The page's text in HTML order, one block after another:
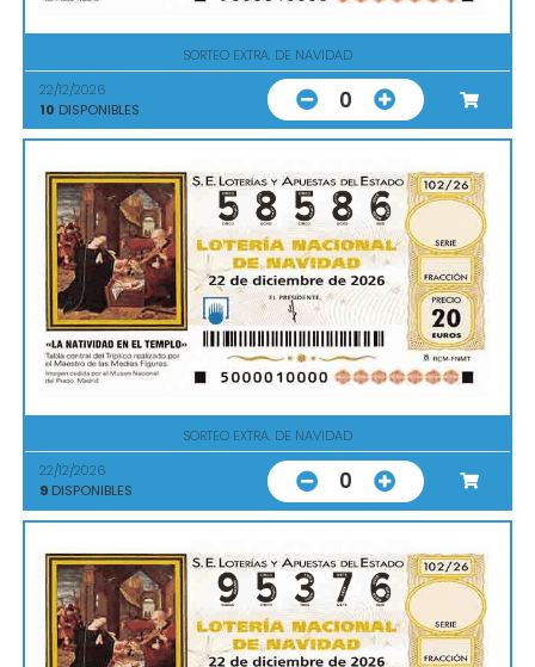
SORTEO EXTRA. DE NAVIDAD
22/12/2026
10 DISPONIBLES 0
SORTEO EXTRA. DE NAVIDAD
22/12/2026
9 DISPONIBLES 0